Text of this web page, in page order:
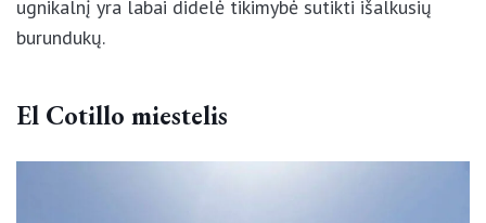
patogių, neslystančių batų, todėl galima pasiimti
išalkusių burundukų.